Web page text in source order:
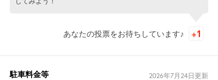
あなたの投票をお待ちしています♪
駐車料金等 2026年7月24日更新